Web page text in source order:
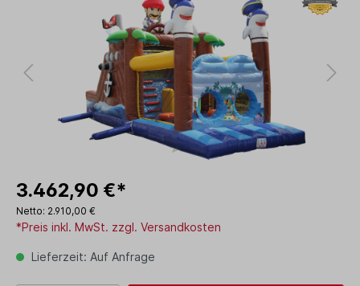
3.462,90 €*
Netto: 2.910,00 €
*Preis inkl. MwSt. zzgl. Versandkosten
Lieferzeit: Auf Anfrage